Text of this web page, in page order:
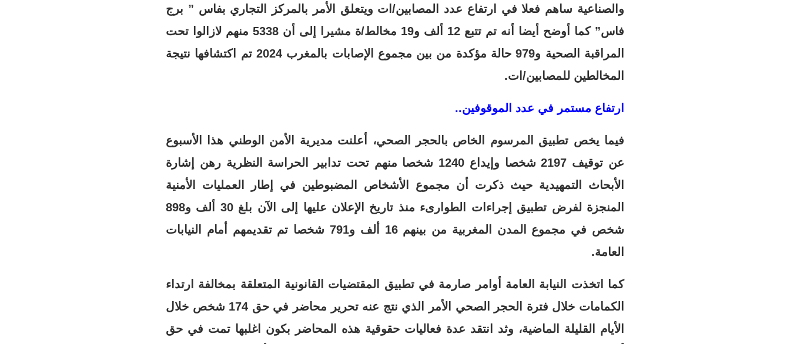
والصناعية ساهم فعلا في ارتفاع عدد المصابين/ات ويتعلق الأمر بالمركز التجاري بفاس ” برج
فاس” كما أوضح أيضا أنه تم تتبع 12 ألف و19 مخالط/ة مشيرا إلى أن 5338 منهم لازالوا تحت
المراقبة الصحية و979 حالة مؤكدة من بين مجموع الإصابات بالمغرب 2024 تم اكتشافها نتيجة
المخالطين للمصابين/ات.
ارتفاع مستمر في عدد الموقوفين..
فيما يخص تطبيق المرسوم الخاص بالحجر الصحي، أعلنت مديرية الأمن الوطني هذا الأسبوع
عن توقيف 2197 شخصا وإيداع 1240 شخصا منهم تحت تدابير الحراسة النظرية رهن إشارة
الأبحاث التمهيدية حيث ذكرت أن مجموع الأشخاص المضبوطين في إطار العمليات الأمنية
المنجزة لفرض تطبيق إجراءات الطوارىء منذ تاريخ الإعلان عليها إلى الآن بلغ 30 ألف و898
شخص في مجموع المدن المغربية من بينهم 16 ألف و791 شخصا تم تقديمهم أمام النيابات
العامة.
كما اتخذت النيابة العامة أوامر صارمة في تطبيق المقتضيات القانونية المتعلقة بمخالفة ارتداء
الكمامات خلال فترة الحجر الصحي الأمر الذي نتج عنه تحرير محاضر في حق 174 شخص خلال
الأيام القليلة الماضية، وثد انتقد عدة فعاليات حقوقية هذه المحاضر بكون اغلبها تمت في حق